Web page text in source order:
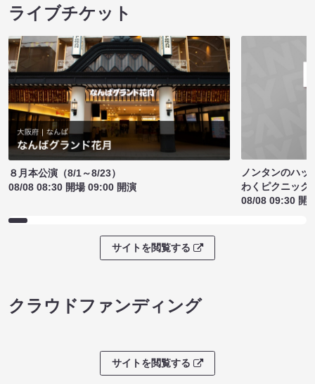
ライブチケット
８月本公演（8/1～8/23）
08/08 08:30 開場 09:00 開演
ノンタンのハッ
わくピクニック
08/08 09:30 開
サイトを閲覧する
クラウドファンディング
サイトを閲覧する